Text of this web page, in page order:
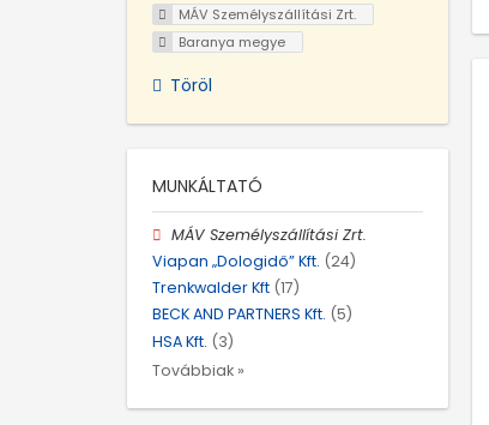
MÁV Személyszállítási Zrt.
Baranya megye
Töröl
MUNKÁLTATÓ
MÁV Személyszállítási Zrt.
Viapan „Dologidő” Kft. (24)
Trenkwalder Kft (17)
BECK AND PARTNERS Kft. (5)
HSA Kft. (3)
Továbbiak »